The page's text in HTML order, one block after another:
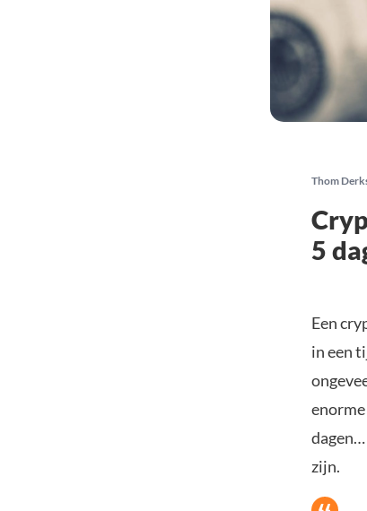
Thom
5
Een
in een
dagen…
zijn.